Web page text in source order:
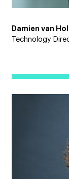
Damien van
Technology